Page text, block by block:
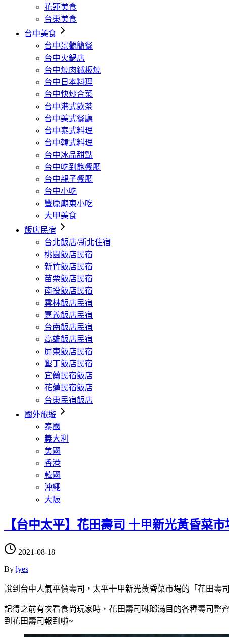
花蓮美食
台東美食
台中美食
台中景觀簡餐
台中火鍋店
台中燒肉鐵板燒
台中日本料理
台中快炒合菜
台中港式飲茶
台中美式餐廳
台中泰式料理
台中韓式料理
台中冰品甜點
台中吃到飽餐廳
台中親子餐廳
台中小吃
豐原廟東小吃
大甲美食
飯店民宿
台北飯店/新北住宿
桃園飯店民宿
新竹飯店民宿
苗栗飯店民宿
南投飯店民宿
雲林飯店民宿
嘉義飯店民宿
台南飯店民宿
高雄飯店民宿
屏東飯店民宿
墾丁飯店民宿
宜蘭民宿飯店
花蓮民宿飯店
台東民宿飯店
國外旅遊
泰國
義大利
美國
香港
韓國
沖繩
大阪
【台中太平】花田壽司 十甲新光黃昏菜
2021-08-18
By lyes
說到台中人氣平價壽司，太平十甲新光黃昏菜市場的「花田壽
記得之前有次看食尚玩家時，花田壽司琳瑯滿目的各種壽司整
到花田壽司報到啦~